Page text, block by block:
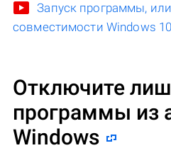
Запуск программы,
совместимости Windows
Отключите
программы из
Windows